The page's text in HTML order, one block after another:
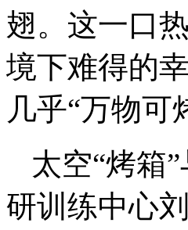
翅。这一口
境下难得的
几乎“万物可
太空“烤箱
研训练中心